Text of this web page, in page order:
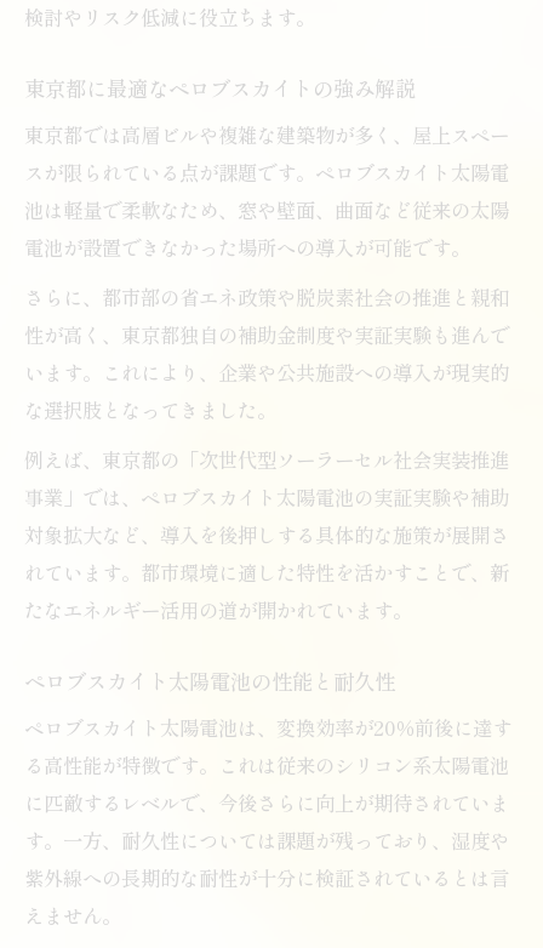
検討やリスク低減に役立ちます。
東京都に最適なペロブスカイトの強み解説
東京都では高層ビルや複雑な建築物が多く、屋上スペー
スが限られている点が課題です。ペロブスカイト太陽電
池は軽量で柔軟なため、窓や壁面、曲面など従来の太陽
電池が設置できなかった場所への導入が可能です。
さらに、都市部の省エネ政策や脱炭素社会の推進と親和
性が高く、東京都独自の補助金制度や実証実験も進んで
います。これにより、企業や公共施設への導入が現実的
な選択肢となってきました。
例えば、東京都の「次世代型ソーラーセル社会実装推進
事業」では、ペロブスカイト太陽電池の実証実験や補助
対象拡大など、導入を後押しする具体的な施策が展開さ
れています。都市環境に適した特性を活かすことで、新
たなエネルギー活用の道が開かれています。
ペロブスカイト太陽電池の性能と耐久性
ペロブスカイト太陽電池は、変換効率が20％前後に達す
る高性能が特徴です。これは従来のシリコン系太陽電池
に匹敵するレベルで、今後さらに向上が期待されていま
す。一方、耐久性については課題が残っており、湿度や
紫外線への長期的な耐性が十分に検証されているとは言
えません。